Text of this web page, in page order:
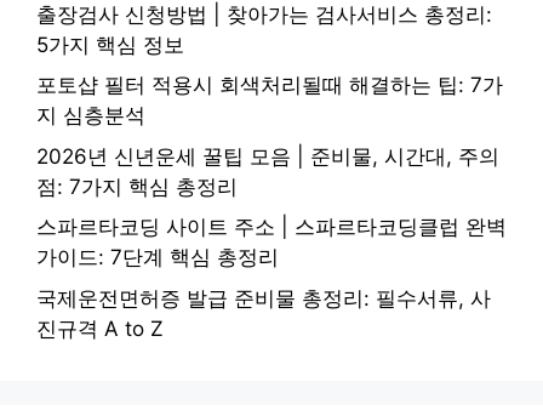
출장검사 신청방법 | 찾아가는 검사서비스 총정리:
5가지 핵심 정보
포토샵 필터 적용시 회색처리될때 해결하는 팁: 7가
지 심층분석
2026년 신년운세 꿀팁 모음 | 준비물, 시간대, 주의
점: 7가지 핵심 총정리
스파르타코딩 사이트 주소 | 스파르타코딩클럽 완벽
가이드: 7단계 핵심 총정리
국제운전면허증 발급 준비물 총정리: 필수서류, 사
진규격 A to Z